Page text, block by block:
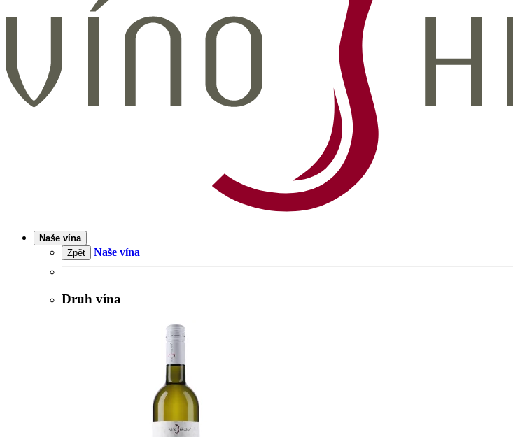
Naše vína
Zpět
Naše vína
Druh vína